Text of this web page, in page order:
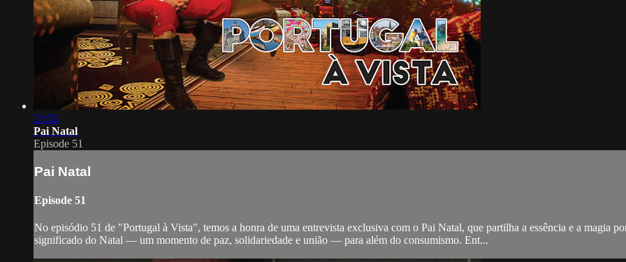
23:52
Pai Natal
Episode 51
Pai Natal
Episode 51
No episódio 51 de "Portugal à Vista", temos a honra de uma entrevista exclusiva com o Pai Natal, que partilha a essência e a magia
significado do Natal — um momento de paz, solidariedade e união — para além do consumismo. Ent...